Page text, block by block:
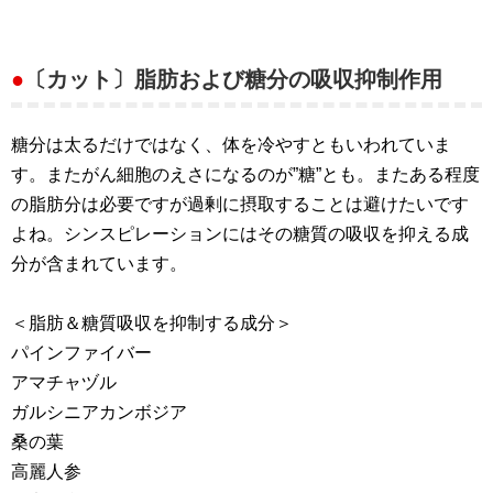
● 〔カット〕脂肪および糖分の吸収抑制作用
糖分は太るだけではなく、体を冷やすともいわれていま
す。またがん細胞のえさになるのが”糖”とも。またある程度
の脂肪分は必要ですが過剰に摂取することは避けたいです
よね。シンスピレーションにはその糖質の吸収を抑える成
分が含まれています。
＜脂肪＆糖質吸収を抑制する成分＞
パインファイバー
アマチャヅル
ガルシニアカンボジア
桑の葉
高麗人参